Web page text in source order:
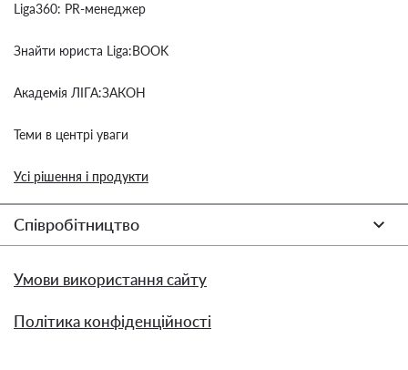
Liga360: PR-менеджер
Знайти юриста Liga:BOOK
Академія ЛІГА:ЗАКОН
Теми в центрі уваги
Усі рішення і продукти
Співробітництво
Умови використання сайту
Політика конфіденційності